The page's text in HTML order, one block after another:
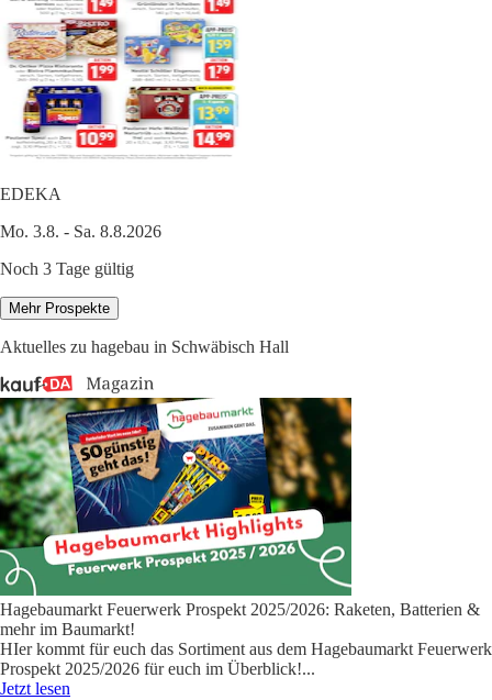
EDEKA
Mo. 3.8. - Sa. 8.8.2026
Noch 3 Tage gültig
Mehr Prospekte
Aktuelles zu hagebau in Schwäbisch Hall
Hagebaumarkt Feuerwerk Prospekt 2025/2026: Raketen, Batterien &
mehr im Baumarkt!
HIer kommt für euch das Sortiment aus dem Hagebaumarkt Feuerwerk
Prospekt 2025/2026 für euch im Überblick!...
Jetzt lesen